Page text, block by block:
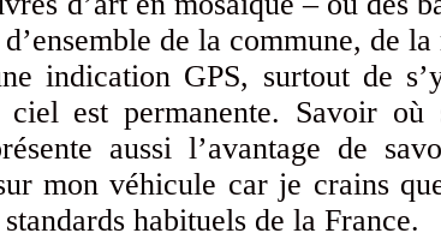
de la commune, de
indication GPS, surtout de
est permanente. Savoir où
aussi l’avantage de
mon véhicule car je crains
habituels de la France.